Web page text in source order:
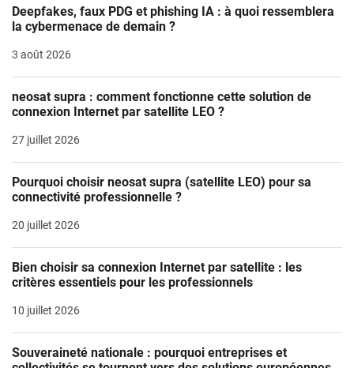
Deepfakes, faux PDG et phishing IA : à quoi ressemblera
la cybermenace de demain ?
3 août 2026
neosat supra : comment fonctionne cette solution de
connexion Internet par satellite LEO ?
27 juillet 2026
Pourquoi choisir neosat supra (satellite LEO) pour sa
connectivité professionnelle ?
20 juillet 2026
Bien choisir sa connexion Internet par satellite : les
critères essentiels pour les professionnels
10 juillet 2026
Souveraineté nationale : pourquoi entreprises et